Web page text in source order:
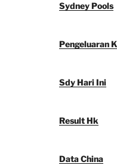
Sydney Pools
Pengeluaran
Sdy Hari Ini
Result Hk
Data China